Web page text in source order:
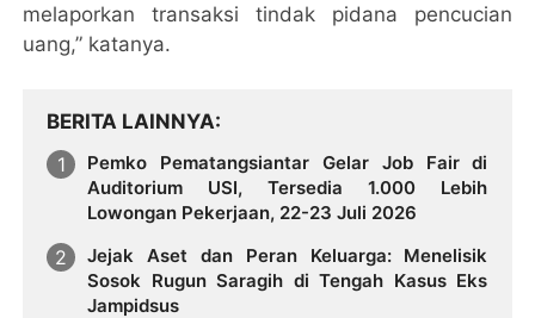
melaporkan transaksi tindak pidana pencucian
uang,” katanya.
BERITA LAINNYA
Pemko Pematangsiantar Gelar Job Fair di
Auditorium USI, Tersedia 1.000 Lebih
Lowongan Pekerjaan, 22-23 Juli 2026
Jejak Aset dan Peran Keluarga: Menelisik
Sosok Rugun Saragih di Tengah Kasus Eks
Jampidsus